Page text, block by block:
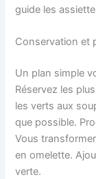
guide les
Conservation et
Un plan simple
Réservez les
les verts aux
que possible.
Vous
en omelette.
verte.